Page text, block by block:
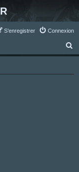
Connexion
S’enregistrer
e